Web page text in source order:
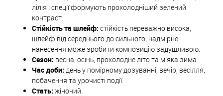
лілія і спеції формують прохолодніший зелений
контраст.
Стійкість та шлейф: стійкість переважно висока,
шлейф від середнього до сильного; надмірне
нанесення може зробити композицію задушливою.
Сезон: весна, осінь, прохолодне літо та м’яка зима.
Час доби: день у помірному дозуванні, вечір, весілля,
побачення та урочисті події.
Стать: жіночий.